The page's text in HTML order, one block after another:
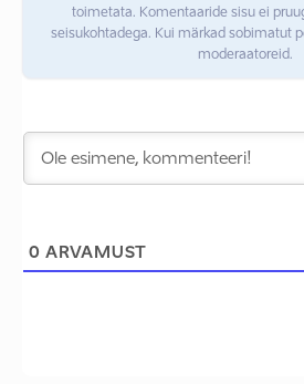
toimetata. Komentaaride sisu ei
seisukohtadega. Kui märkad sobimatut
moderaatoreid.
0 ARVAMUST